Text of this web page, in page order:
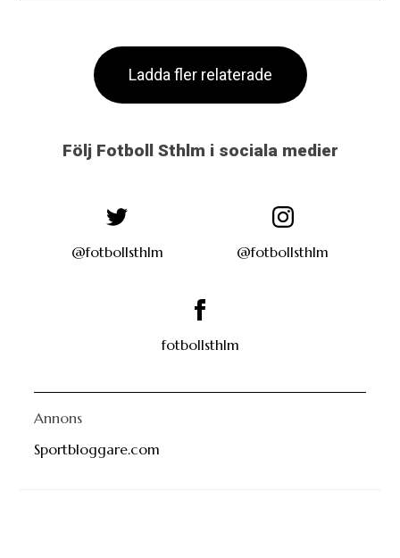
Ladda fler relaterade
Följ Fotboll Sthlm i sociala medier
@fotbollsthlm @fotbollsthlm
fotbollsthlm
Annons
Sportbloggare.com